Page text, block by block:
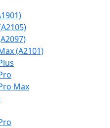
(A2101)
Max